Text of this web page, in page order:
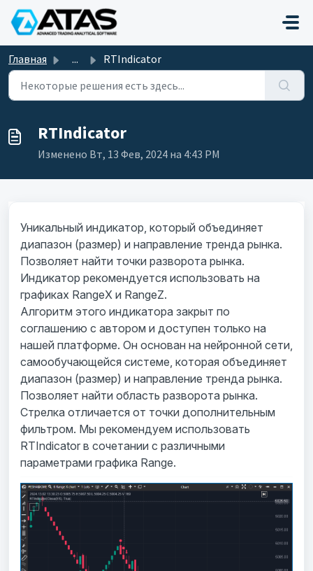
Переход к главному содержимому
Главная ... RTIndicator
RTIndicator
Изменено Вт, 13 Фев, 2024 на 4:43 PM
Уникальный индикатор, который объединяет
диапазон (размер) и направление тренда рынка.
Позволяет найти точки разворота рынка.
Индикатор рекомендуется использовать на
графиках RangeX и RangeZ.
Алгоритм этого индикатора закрыт по
соглашению с автором и доступен только на
нашей платформе. Он основан на нейронной сети,
самообучающейся системе, которая объединяет
диапазон (размер) и направление тренда рынка.
Позволяет найти область разворота рынка.
Стрелка отличается от точки дополнительным
фильтром. Мы рекомендуем использовать
RTIndicator в сочетании с различными
параметрами графика Range.